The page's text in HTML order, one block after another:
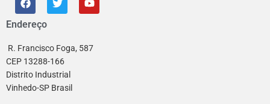
Endereço
R. Francisco Foga, 587
CEP 13288-166
Distrito Industrial
Vinhedo-SP Brasil